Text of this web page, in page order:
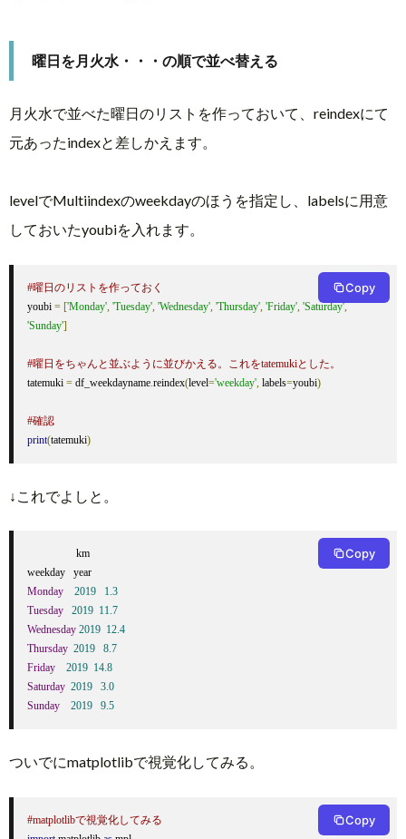
曜日を月火水・・・の順で並べ替える
月火水で並べた曜日のリストを作っておいて、reindexにて
元あったindexと差しかえます。
levelでMultiindexのweekdayのほうを指定し、labelsに用意
しておいたyoubiを入れます。
#曜日のリストを作っておく
youbi = ['Monday' 'Tuesday' 'Wednesday' 'Thursday' 'Friday' 'Saturday',
'Sunday']
#曜日をちゃんと並ぶように並びかえる。これをtatemukiとした。
tatemuki = df_weekdayname reindex(level='weekday' labels=youbi)
#確認
print(tatemuki)
Copy
↓これでよしと。
Monday
2019
1.3
Tuesday
2019 11.7
Wednesday 2019 12.4
Thursday 2019
8.7
Friday
2019 14.8
Saturday 2019
3.0
Sunday
2019 9.5
Copy
ついでにmatplotlibで視覚化してみる。
#matplotlibで視覚化してみる
Copy